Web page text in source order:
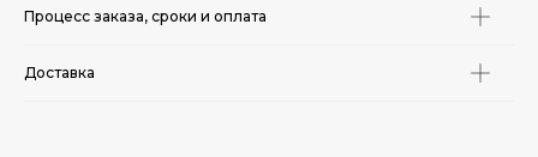
Процесс заказа, сроки и оплата
Доставка